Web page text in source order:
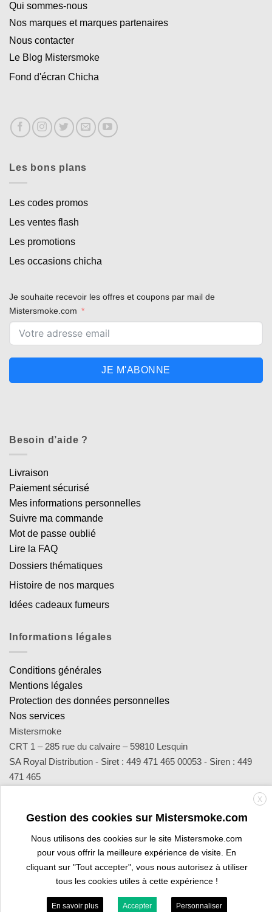
Qui sommes-nous
Nos marques et marques partenaires
Nous contacter
Le Blog Mistersmoke
Fond d'écran Chicha
Les bons plans
Les codes promos
Les ventes flash
Les promotions
Les occasions chicha
Je souhaite recevoir les offres et coupons par mail de
Mistersmoke.com
JE M'ABONNE
Besoin d’aide ?
Livraison
Paiement sécurisé
Mes informations personnelles
Suivre ma commande
Mot de passe oublié
Lire la FAQ
Dossiers thématiques
Histoire de nos marques
Idées cadeaux fumeurs
Informations légales
Conditions générales
Mentions légales
Protection des données personnelles
Nos services
Mistersmoke
CRT 1 – 285 rue du calvaire – 59810 Lesquin
SA Royal Distribution - Siret : 449 471 465 00053 - Siren : 449
471 465
sav@mistersmoke.com ou par téléphone au 03 20 90 56 55 du
lundi au vendredi de 9h à 17h.
Credit
Card
MasterCard
Apple
Pay
Bank
Transfer
Visa
Visa
Electron
X
Gestion des cookies sur Mistersmoke.com
Nous utilisons des cookies sur le site Mistersmoke.com
pour vous offrir la meilleure expérience de visite. En
cliquant sur "Tout accepter", vous nous autorisez à utiliser
tous les cookies utiles à cette expérience !
En savoir plus Accepter Personnaliser